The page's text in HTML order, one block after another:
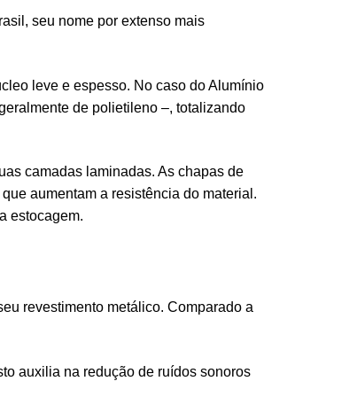
seu nome por extenso mais
leve e espesso. No caso do Alumínio
de polietileno –, totalizando
camadas laminadas. As chapas de
aumentam a resistência do material.
estocagem.
revestimento metálico. Comparado a
auxilia na redução de ruídos sonoros